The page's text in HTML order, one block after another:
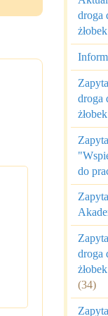
droga
droga
do
droga
(34)